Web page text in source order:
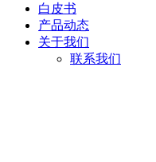
白皮书
产品动态
关于我们
联系我们